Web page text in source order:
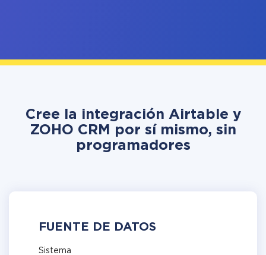
Cree la integración Airtable y
ZOHO CRM por sí mismo, sin
programadores
FUENTE DE DATOS
Sistema